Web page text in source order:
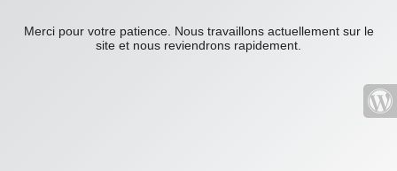
Merci pour votre patience. Nous travaillons actuellement sur le
site et nous reviendrons rapidement.